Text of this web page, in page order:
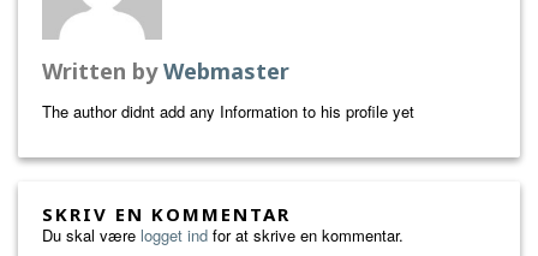
Written byWebmaster
The author didnt add any Information to his profile yet
SKRIV EN KOMMENTAR
Du skal være logget ind for at skrive en kommentar.